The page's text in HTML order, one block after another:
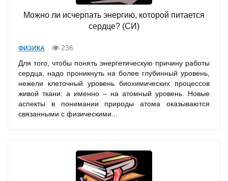
Можно ли исчерпать энергию, которой питается
сердце? (СИ)
ФИЗИКА
236
Для того, чтобы понять энергетическую причину работы
сердца, надо проникнуть на более глубинный уровень,
нежели клеточный уровень биохимических процессов
живой ткани: а именно – на атомный уровень. Новые
аспекты в понимании природы атома оказываются
связанными с физическими...